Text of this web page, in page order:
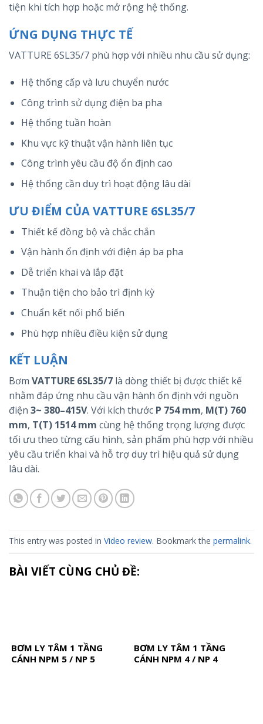
tiện khi tích hợp hoặc mở rộng hệ thống.
ỨNG DỤNG THỰC TẾ
VATTURE 6SL35/7 phù hợp với nhiều nhu cầu sử dụng:
Hệ thống cấp và lưu chuyển nước
Công trình sử dụng điện ba pha
Hệ thống tuần hoàn
Khu vực kỹ thuật vận hành liên tục
Công trình yêu cầu độ ổn định cao
Hệ thống cần duy trì hoạt động lâu dài
ƯU ĐIỂM CỦA VATTURE 6SL35/7
Thiết kế đồng bộ và chắc chắn
Vận hành ổn định với điện áp ba pha
Dễ triển khai và lắp đặt
Thuận tiện cho bảo trì định kỳ
Chuẩn kết nối phổ biến
Phù hợp nhiều điều kiện sử dụng
KẾT LUẬN
Bơm VATTURE 6SL35/7 là dòng thiết bị được thiết kế
nhằm đáp ứng nhu cầu vận hành ổn định với nguồn
điện 3~ 380–415V. Với kích thước P 754 mm, M(T) 760
mm, T(T) 1514 mm cùng hệ thống trọng lượng được
tối ưu theo từng cấu hình, sản phẩm phù hợp với nhiều
yêu cầu triển khai và hỗ trợ duy trì hiệu quả sử dụng
lâu dài.
This entry was posted in Video review. Bookmark the permalink.
BÀI VIẾT CÙNG CHỦ ĐỀ:
BƠM LY TÂM 1 TẦNG
CÁNH NPM 5 / NP 5
BƠM LY TÂM 1 TẦNG
CÁNH NPM 4 / NP 4